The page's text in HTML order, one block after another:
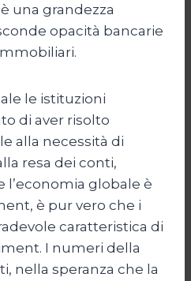
una grandezza
opacità bancarie
le istituzioni
di aver risolto
alla necessità di
resa dei conti,
l’economia globale è
è pur vero che i
caratteristica di
I numeri della
nella speranza che la